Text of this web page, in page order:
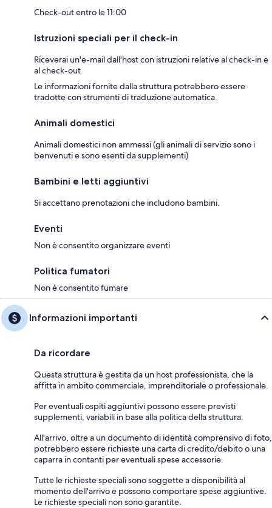
Check-out entro le 11:00
Istruzioni speciali per il check-in
Riceverai un'e-mail dall'host con istruzioni relative al check-in e
al check-out
Le informazioni fornite dalla struttura potrebbero essere
tradotte con strumenti di traduzione automatica.
Animali domestici
Animali domestici non ammessi (gli animali di servizio sono i
benvenuti e sono esenti da supplementi)
Bambini e letti aggiuntivi
Si accettano prenotazioni che includono bambini.
Eventi
Non è consentito organizzare eventi
Politica fumatori
Non è consentito fumare
Informazioni importanti
Da ricordare
Questa struttura è gestita da un host professionista, che la
affitta in ambito commerciale, imprenditoriale o professionale.
Per eventuali ospiti aggiuntivi possono essere previsti
supplementi, variabili in base alla politica della struttura.
All'arrivo, oltre a un documento di identità comprensivo di foto,
potrebbero essere richieste una carta di credito/debito o una
caparra in contanti per eventuali spese accessorie.
Tutte le richieste speciali sono soggette a disponibilità al
momento dell'arrivo e possono comportare spese aggiuntive.
Le richieste speciali non sono garantite.